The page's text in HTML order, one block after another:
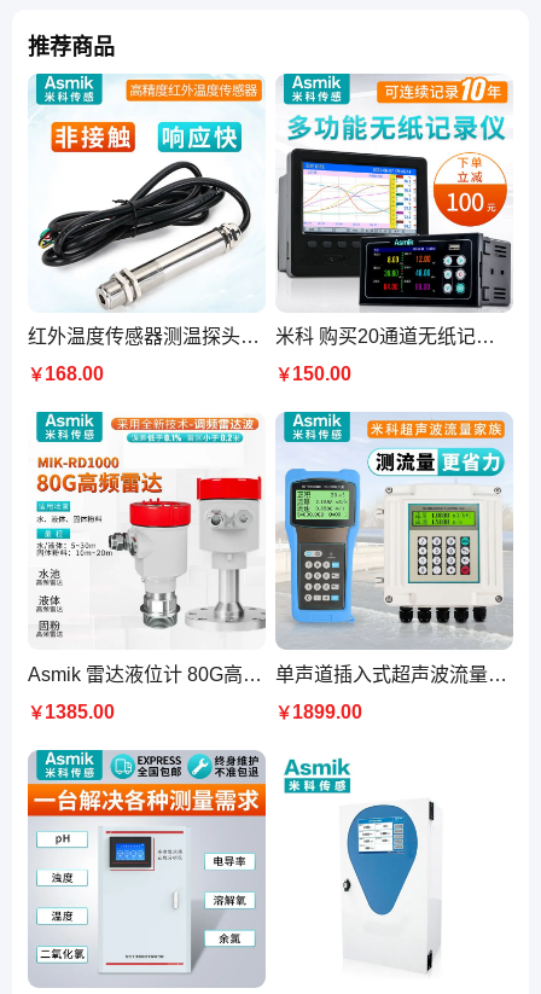
推荐商品
红外温度传感器测温探头温度变送器工业高精度非接触固定式测温仪
￥168.00
米科 购买20通道无纸记录器 32通道记录仪的型号 多重保护 智能屏显
￥150.00
Asmik 雷达液位计 80G高频喇叭天线 ≥3 石油化工储罐 可防爆
￥1385.00
单声道插入式超声波流量计 米科传感 多普勒多声道外夹探头
￥1899.00